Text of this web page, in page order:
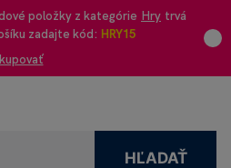
položky z kategórie Hry trvá
zadajte kód: HRY15
HĽADAŤ